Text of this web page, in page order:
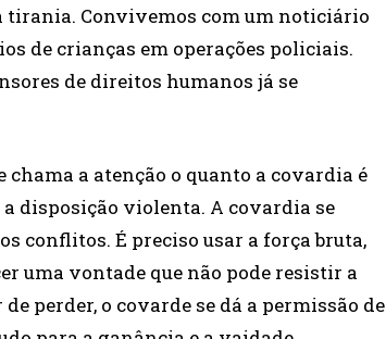
tirania. Convivemos com um noticiário
de crianças em operações policiais.
de direitos humanos já se
a atenção o quanto a covardia é
disposição violenta. A covardia se
conflitos. É preciso usar a força bruta,
uma vontade que não pode resistir a
perder, o covarde se dá a permissão de